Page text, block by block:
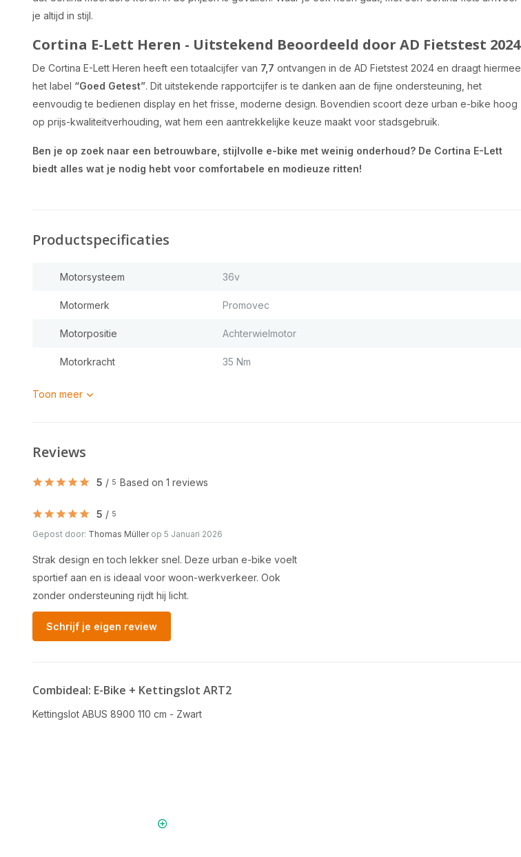
je altijd in stijl.
Cortina E-Lett Heren - Uitstekend Beoordeeld door AD Fietstest 2024
De Cortina E-Lett Heren heeft een totaalcijfer van 7,7 ontvangen in de AD Fietstest 2024 en draagt hiermee
het label “Goed Getest”. Dit uitstekende rapportcijfer is te danken aan de fijne ondersteuning, het
eenvoudig te bedienen display en het frisse, moderne design. Bovendien scoort deze urban e-bike hoog
op prijs-kwaliteitverhouding, wat hem een aantrekkelijke keuze maakt voor stadsgebruik.
Ben je op zoek naar een betrouwbare, stijlvolle e-bike met weinig onderhoud? De Cortina E-Lett
biedt alles wat je nodig hebt voor comfortabele en modieuze ritten!
Productspecificaties
Motorsysteem 36v
Motormerk Promovec
Motorpositie Achterwielmotor
Motorkracht 35 Nm
Toon meer
Reviews
5 / 5 Based on 1 reviews
5 / 5
Gepost door: Thomas Müllerop 5 Januari 2026
Strak design en toch lekker snel. Deze urban e-bike voelt
sportief aan en is ideaal voor woon-werkverkeer. Ook
zonder ondersteuning rijdt hij licht.
Schrijf je eigen review
Combideal: E-Bike + Kettingslot ART2
Kettingslot ABUS 8900 110 cm - Zwart